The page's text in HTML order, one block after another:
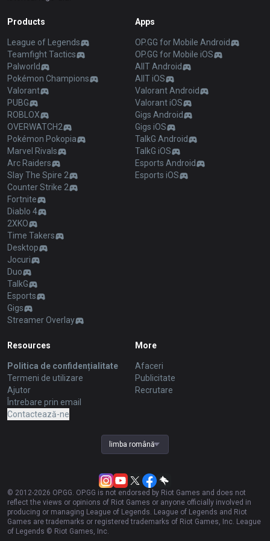
Products
League of Legends
Teamfight Tactics
Palworld
Pokémon Champions
Valorant
PUBG
ROBLOX
OVERWATCH2
Pokémon Pokopia
Marvel Rivals
Arc Raiders
Slay The Spire 2
Counter Strike 2
Fortnite
Diablo 4
2XKO
Time Takers
Desktop
Jocuri
Duo
TalkG
Esports
Gigs
Streamer Overlay
Apps
OP.GG for Mobile Android
OP.GG for Mobile iOS
AllT Android
AllT iOS
Valorant Android
Valorant iOS
Gigs Android
Gigs iOS
TalkG Android
TalkG iOS
Esports Android
Esports iOS
Resources
Politica de confidențialitate
Termeni de utilizare
Ajutor
Întrebare prin email
Contactează-ne
More
Afaceri
Publicitate
Recrutare
limba română
© 2012-2026 OP.GG. OP.GG is not endorsed by Riot Games and does not
reflect the views or opinions of Riot Games or anyone officially involved in
producing or managing League of Legends. League of Legends and Riot
Games are trademarks or registered trademarks of Riot Games, Inc. League
of Legends © Riot Games, Inc.